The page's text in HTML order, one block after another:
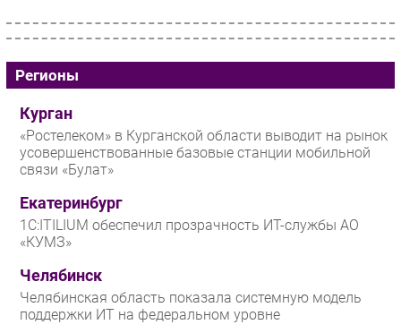
Регионы
Курган
«Ростелеком» в Курганской области выводит на рынок
усовершенствованные базовые станции мобильной
связи «Булат»
Екатеринбург
1С:ITILIUM обеспечил прозрачность ИТ-службы АО
«КУМЗ»
Челябинск
Челябинская область показала системную модель
поддержки ИТ на федеральном уровне